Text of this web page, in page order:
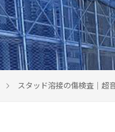
スタッド溶接の傷検査｜超